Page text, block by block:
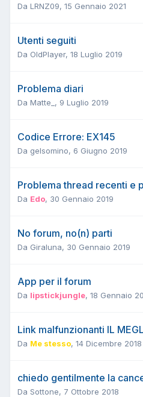
Da LRNZ09, 15 Gennaio 2021
Utenti seguiti
Da OldPlayer, 18 Luglio 2019
Problema diari
Da Matte_ , 9 Luglio 2019
Codice Errore: EX145
Da gelsomino, 6 Giugno 2019
Problema thread recenti e
Da Edo, 30 Gennaio 2019
No forum, no(n) parti
Da Giraluna, 30 Gennaio 2019
App per il forum
Da lipstickjungle, 18 Gennaio
Link malfunzionanti IL
Da Me stesso, 14 Dicembre 2018
chiedo gentilmente la
Da Sottone, 7 Ottobre 2018